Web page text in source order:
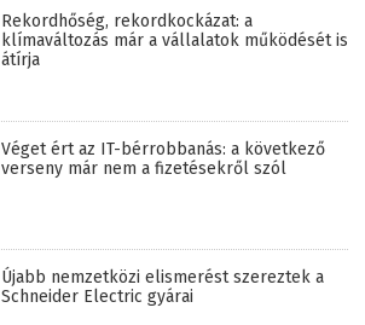
Rekordhőség, rekordkockázat: a
klímaváltozás már a vállalatok működését is
átírja
Véget ért az IT-bérrobbanás: a következő
verseny már nem a fizetésekről szól
Újabb nemzetközi elismerést szereztek a
Schneider Electric gyárai